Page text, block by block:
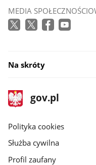
MEDIA
Na skróty
stopka
gov.pl
Strona
gov.pl
gov.pl
Polityka cookies
Służba cywilna
Profil zaufany